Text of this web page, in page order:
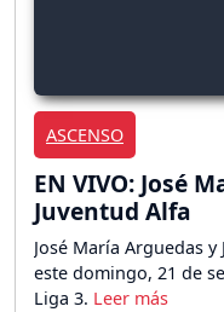
ASCENSO
EN VIVO: José
Juventud Alfa
José María Arguedas
este domingo, 21 de
Liga 3.